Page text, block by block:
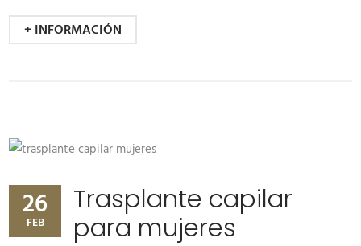
+ INFORMACIÓN
26
FEB
Trasplante capilar
para mujeres